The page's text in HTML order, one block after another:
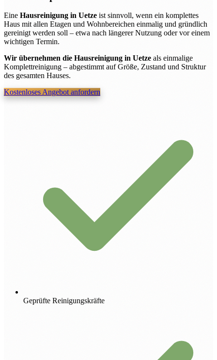
Eine Hausreinigung in Uetze ist sinnvoll, wenn ein komplettes
Haus mit allen Etagen und Wohnbereichen einmalig und gründlich
gereinigt werden soll – etwa nach längerer Nutzung oder vor einem
wichtigen Termin.
Wir übernehmen die Hausreinigung in Uetze als einmalige
Komplettreinigung – abgestimmt auf Größe, Zustand und Struktur
des gesamten Hauses.
Kostenloses Angebot anfordern
Geprüfte Reinigungskräfte